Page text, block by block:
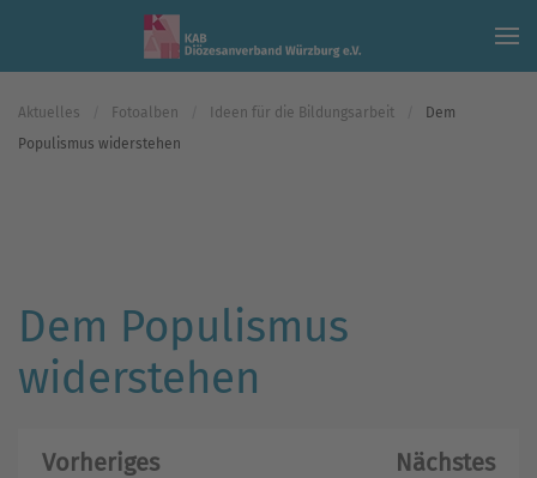
Skip to main content
Aktuelles Fotoalben Ideen für die Bildungsarbeit
Dem
Populismus widerstehen
Dem Populismus
widerstehen
Vorheriges Nächstes